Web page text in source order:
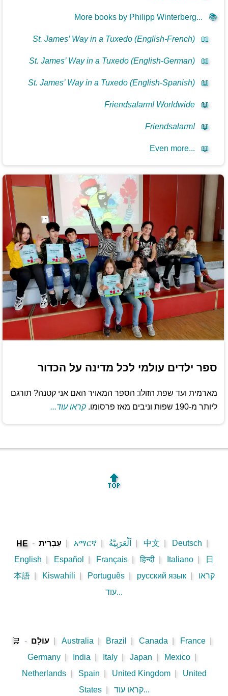
📚
More books by Philipp Winterberg...
📖
St. James’ Way in a Tuxedo (English-French)
📖
St. James’ Way in a Tuxedo (English-German)
📖
St. James’ Way in a Tuxedo (English-Spanish)
📖
Friendsalarm! Worldwide
📖
Friendsalarm!
📖
Even more...
ספר ילדים עולמי לכל מדינה על הכדור
מארמית ועד שפת הזולו: הספר המאויר האם אני קטנה? תורגם
ליותר מ-190 שפות וניבים מאז פרסומו.
קראו עוד...
🔝
HE - עִבְרִית አማርኛ اَلْعَرَبِيَّةُ 中文 Deutsch
English
Español Français हिन्दी Italiano
日
本語
Kiswahili Português русский язык
קראו
עוד...
🛒 - עוֹלָם Australia Brazil Canada France
Germany
India Italy Japan Mexico
Netherlands
Spain United Kingdom
United
States
קראו עוד...